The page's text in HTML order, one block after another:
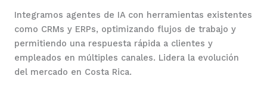
Integramos agentes de IA con herramientas existentes
como CRMs y ERPs, optimizando flujos de trabajo y
permitiendo una respuesta rápida a clientes y
empleados en múltiples canales. Lidera la evolución
del mercado en Costa Rica.